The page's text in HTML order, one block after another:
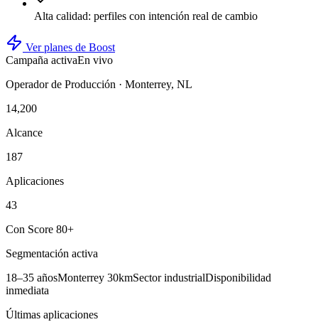
Alta calidad: perfiles con intención real de cambio
Ver planes de Boost
Campaña activaEn vivo
Operador de Producción · Monterrey, NL
14,200
Alcance
187
Aplicaciones
43
Con Score 80+
Segmentación activa
18–35 añosMonterrey 30kmSector industrialDisponibilidad
inmediata
Últimas aplicaciones